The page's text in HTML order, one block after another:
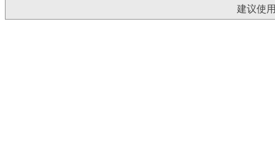
建议使